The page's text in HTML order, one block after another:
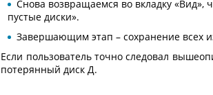
Снова возвращаемся во вкладку «Вид»,
пустые диски».
Завершающим этап – сохранение всех
Если пользователь точно следовал
потерянный диск Д.